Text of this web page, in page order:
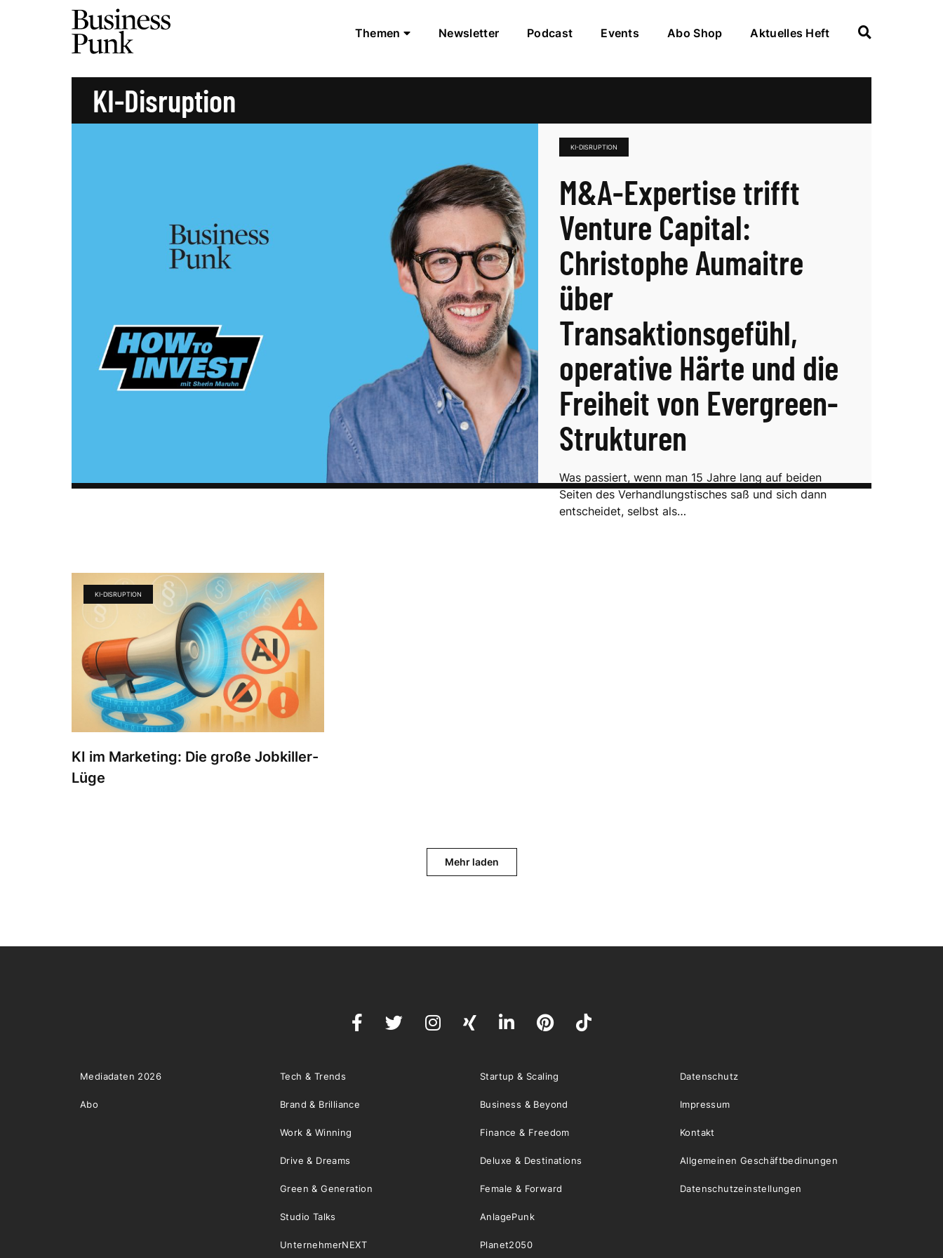
Themen Newsletter Podcast Events Abo Shop Aktuelles Heft
KI-Disruption
KI-DISRUPTION
M&A-Expertise trifft
Venture Capital:
Christophe Aumaitre
über
Transaktionsgefühl,
operative Härte und die
Freiheit von Evergreen-
Strukturen
Was passiert, wenn man 15 Jahre lang auf beiden
Seiten des Verhandlungstisches saß und sich dann
entscheidet, selbst als…
KI im Marketing: Die große Jobkiller-
Lüge
KI-DISRUPTION
Mehr laden
Mediadaten 2026
Abo
Tech & Trends Startup & Scaling
Brand & Brilliance Business & Beyond
Work & Winning Finance & Freedom
Drive & Dreams Deluxe & Destinations
Green & Generation Female & Forward
Studio Talks AnlagePunk
UnternehmerNEXT Planet2050
Datenschutz
Impressum
Kontakt
Allgemeinen Geschäftbedinungen
Datenschutzeinstellungen